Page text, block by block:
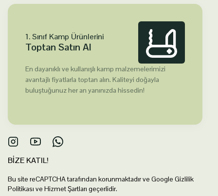
1. Sınıf Kamp Ürünlerini
Toptan Satın Al
En dayanıklı ve kullanışlı kamp malzemelerimizi
avantajlı fiyatlarla toptan alın. Kaliteyi doğayla
buluştuğunuz her an yanınızda hissedin!
BİZE KATIL!
Bu site reCAPTCHA tarafından korunmaktadır ve Google Gizlilik
Politikası ve Hizmet Şartları geçerlidir.